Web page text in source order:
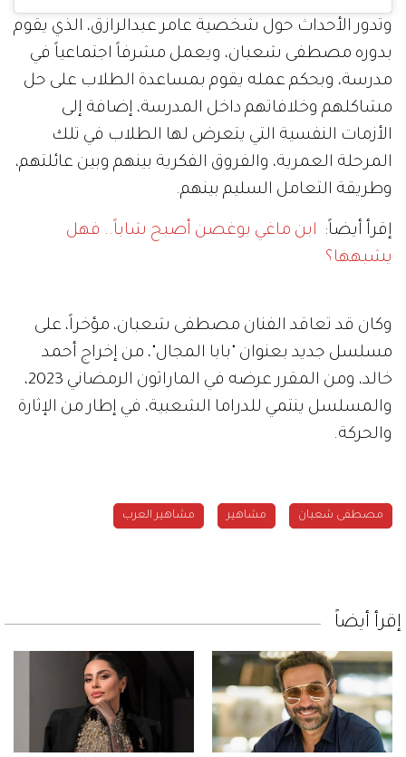
وتدور الأحداث حول شخصية عامر عبدالرازق، الذي يقوم
بدوره مصطفى شعبان، ويعمل مشرفاً اجتماعياً في
مدرسة، وبحكم عمله يقوم بمساعدة الطلاب على حل
مشاكلهم وخلافاتهم داخل المدرسة، إضافة إلى
الأزمات النفسية التي يتعرض لها الطلاب في تلك
المرحلة العمرية، والفروق الفكرية بينهم وبين عائلتهم،
وطريقة التعامل السليم بينهم.
إقرأ أيضاً: ابن ماغي بوغصن أصبح شاباً.. فهل
يشبهها؟
وكان قد تعاقد الفنان مصطفى شعبان، مؤخراً، على
مسلسل جديد بعنوان "بابا المجال"، من إخراج أحمد
خالد، ومن المقرر عرضه في الماراثون الرمضاني 2023،
والمسلسل ينتمي للدراما الشعبية، في إطار من الإثارة
والحركة.
مصطفى شعبان مشاهير مشاهير العرب
إقرأ أيضاً